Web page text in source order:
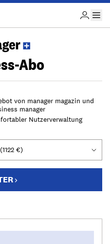
Abo
von manager magazin und
manager
Nutzerverwaltung